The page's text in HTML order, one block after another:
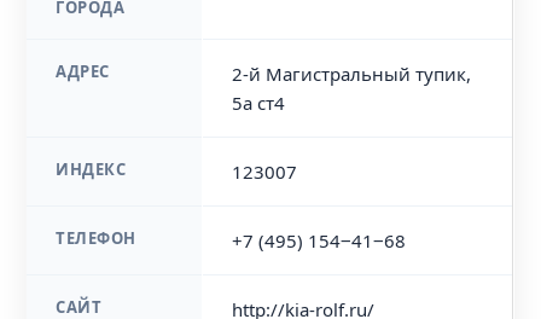
ГОРОДА
АДРЕС
2-й Магистральный тупик,
5а ст4
ИНДЕКС 123007
ТЕЛЕФОН +7 (495) 154‒41‒68
САЙТ http://kia-rolf.ru/